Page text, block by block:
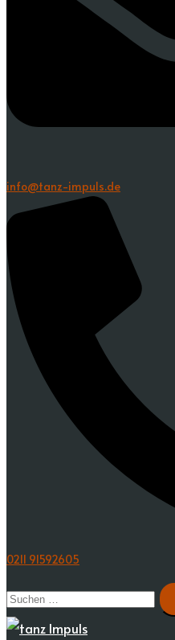
info@tanz-impuls.de
0211 91592605
Suchen
nach: